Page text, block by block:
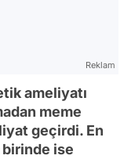
Reklam
ameliyatı
meme
geçirdi. En
ise